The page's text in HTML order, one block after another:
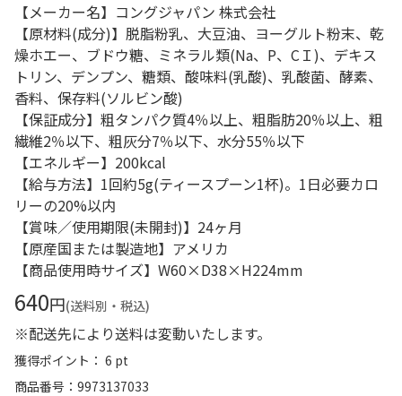
【メーカー名】コングジャパン 株式会社
【原材料(成分)】脱脂粉乳、大豆油、ヨーグルト粉末、乾
燥ホエー、ブドウ糖、ミネラル類(Na、P、CＩ)、デキス
トリン、デンプン、糖類、酸味料(乳酸)、乳酸菌、酵素、
香料、保存料(ソルビン酸)
【保証成分】粗タンパク質4％以上、粗脂肪20％以上、粗
繊維2％以下、粗灰分7％以下、水分55％以下
【エネルギー】200kcal
【給与方法】1回約5g(ティースプーン1杯)。1日必要カロ
リーの20%以内
【賞味／使用期限(未開封)】24ヶ月
【原産国または製造地】アメリカ
【商品使用時サイズ】W60×D38×H224mm
640円(送料別・税込)
※配送先により送料は変動いたします。
獲得ポイント： 6 pt
商品番号
9973137033